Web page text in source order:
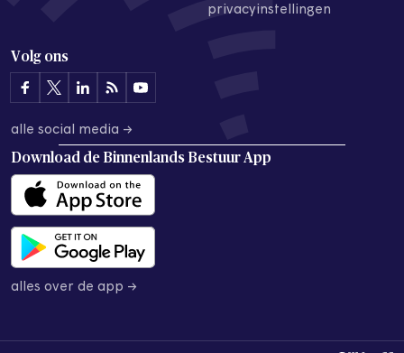
privacyinstellingen
Volg ons
alle social media →
Download de Binnenlands Bestuur App
alles over de app →